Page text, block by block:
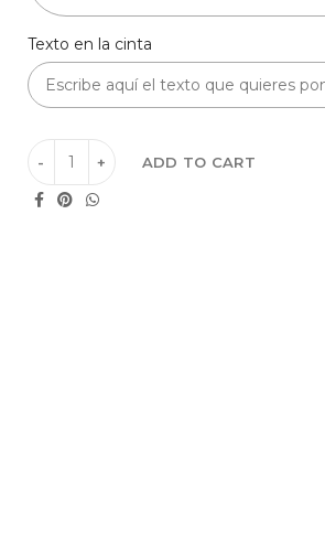
Texto en la cinta
ADD TO CART